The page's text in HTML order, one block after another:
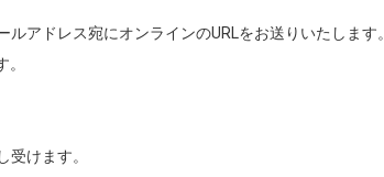
アドレス宛にオンラインのURLをお送りいたします。
けます。